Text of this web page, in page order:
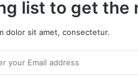
list to get the
dolor sit amet, consectetur.